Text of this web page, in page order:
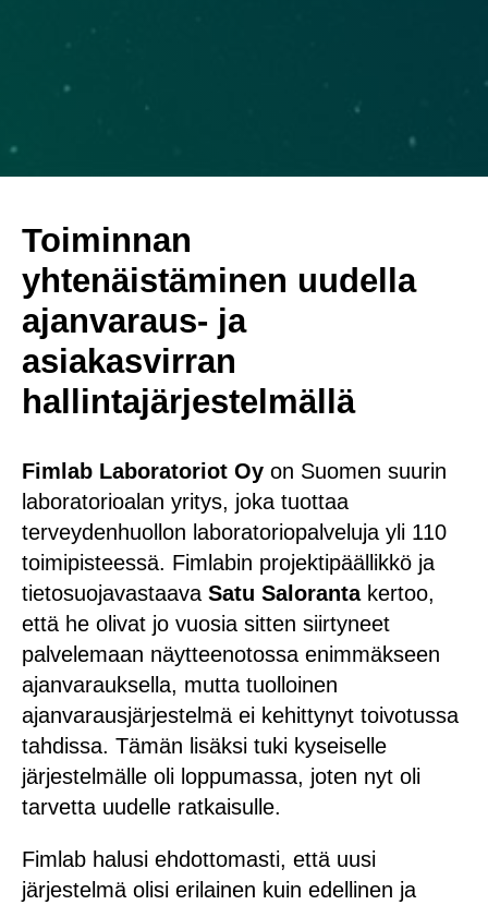
Toiminnan
yhtenäistäminen uudella
ajanvaraus- ja
asiakasvirran
hallintajärjestelmällä
Fimlab Laboratoriot Oy on Suomen suurin
laboratorioalan yritys, joka tuottaa
terveydenhuollon laboratoriopalveluja yli 110
toimipisteessä. Fimlabin projektipäällikkö ja
tietosuojavastaava Satu Saloranta kertoo,
että he olivat jo vuosia sitten siirtyneet
palvelemaan näytteenotossa enimmäkseen
ajanvarauksella, mutta tuolloinen
ajanvarausjärjestelmä ei kehittynyt toivotussa
tahdissa. Tämän lisäksi tuki kyseiselle
järjestelmälle oli loppumassa, joten nyt oli
tarvetta uudelle ratkaisulle.
Fimlab halusi ehdottomasti, että uusi
järjestelmä olisi erilainen kuin edellinen ja